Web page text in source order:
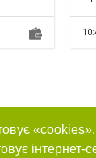
і
інтернет-